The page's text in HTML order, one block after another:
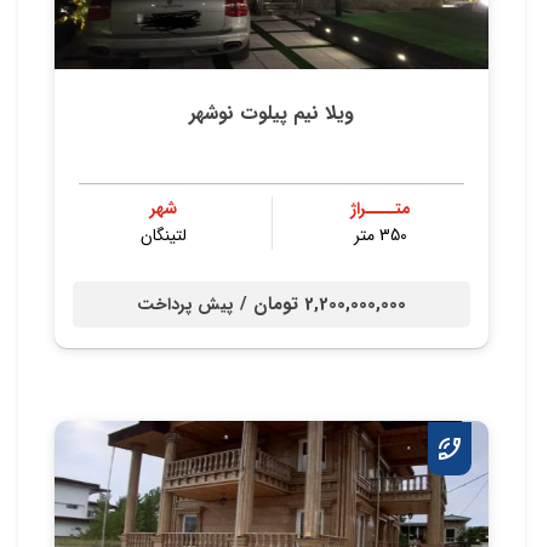
ویلا نیم پیلوت نوشهر
متــــراژ
350 متر
شهر
لتینگان
2,200,000,000 تومان / پیش پرداخت